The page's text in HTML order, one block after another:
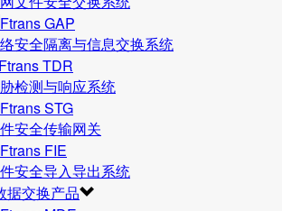
Ftrans GAP
安全隔离与信息交换系统
Ftrans TDR
检测与响应系统
Ftrans STG
安全传输网关
Ftrans FIE
安全导入导出系统
据交换产品